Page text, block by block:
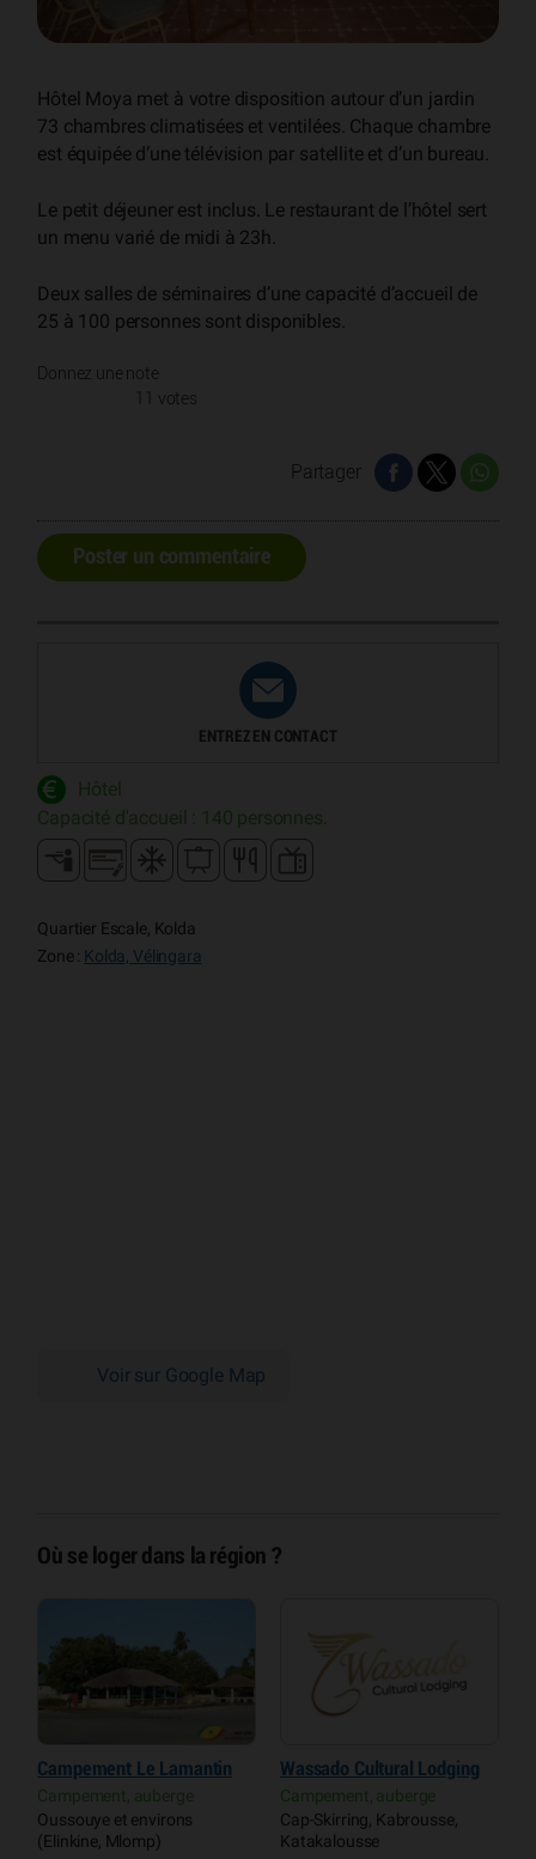
Hôtel Moya met à votre disposition autour d’un jardin
73 chambres climatisées et ventilées. Chaque chambre
est équipée d’une télévision par satellite et d’un bureau.
Le petit déjeuner est inclus. Le restaurant de l’hôtel sert
un menu varié de midi à 23h.
Deux salles de séminaires d’une capacité d’accueil de
25 à 100 personnes sont disponibles.
Donnez une note
11 votes
Partager
Poster un commentaire
ENTREZ EN CONTACT
Hôtel
Capacité d'accueil : 140 personnes.
Quartier Escale, Kolda
Zone : Kolda, Vélingara
Voir sur Google Map
Où se loger dans la région ?
Campement Le Lamantin
Campement, auberge
Oussouye et environs
(Elinkine, Mlomp)
Wassado Cultural Lodging
Campement, auberge
Cap-Skirring, Kabrousse,
Katakalousse